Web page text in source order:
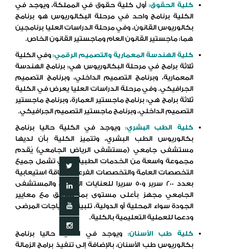
كلية الحقوق:أول كلية حقوق في المملكة، ويوجد في
الكلية برنامج واحد في مرحلة البكالوريوس هو برنامج
بكالوريوس القانون، وفي مرحلة الدراسات العليا برنامجين
هما: ماجستير القانون العام وماجستير القانون الخاص.
كلية الهندسة المعمارية والتصميم الرقمي: وفي الكلية
ثلاثة برامج في مرحلة البكالوريوس هي: برنامج الهندسة
المعمارية، وبرنامج التصميم الداخلي، وبرنامج التصميم
الجرافيكي. وفي مرحلة الدراسات العليا يعرض في الكلية
ثلاثة برامج هي: برنامج ماجستير العمارة، وبرنامج ماجستير
التصميم الداخلي، وبرنامج ماجستير التصميم الجرافيكي.
كلية الطب البشري: ويوجد في الكلية حاليا برنامج
بكالوريوس الطب البشري، وتتميز الكلية بأن لديها
مستشفى جامعي (مستشفى الرياض الجامعي) يُقدم
مجموعة واسعة من الخدمات الطبية والتي تشمل جميع
التخصصات العامة والتخصصات الفرعية بطاقة استيعابية
بعدد 200 سرير و50 سريرا للعنايات الحرجة، والمستشفى
الجامعي مجهز بأعلى مستوى بما يتوافق مع معايير
الجودة سواء المحلية أو الدولية، تلبية لاحتياجات المرضى
ودعما للعملية التعليمية بالكلية.
كلية طب الأسنان: ويوجد في الكلية حاليا برنامج
بكالوريوس طب الأسنان، بالإضافة إلى تنفيذ برامج الزمالة